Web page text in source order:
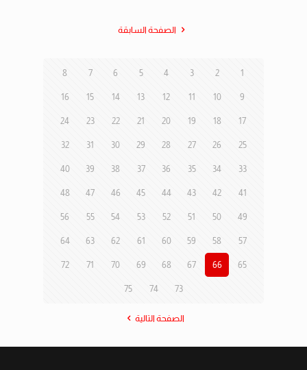
الصفحة السابقة
1
2
3
4
5
6
7
8
9
10
11
12
13
14
15
16
17
18
19
20
21
22
23
24
25
26
27
28
29
30
31
32
33
34
35
36
37
38
39
40
41
42
43
44
45
46
47
48
49
50
51
52
53
54
55
56
57
58
59
60
61
62
63
64
65
66
67
68
69
70
71
72
73
74
75
الصفحة التالية